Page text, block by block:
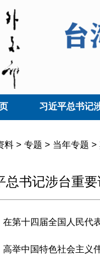
习近平总书记
料 > 专题 > 当年专题 >
总书记涉台重
在第十四届全国人民代
高举中国特色社会主